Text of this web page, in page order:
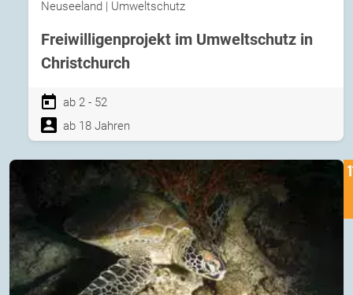
Neuseeland | Umweltschutz
Freiwilligenprojekt im Umweltschutz in
Christchurch
ab 2 - 52
ab 18 Jahren